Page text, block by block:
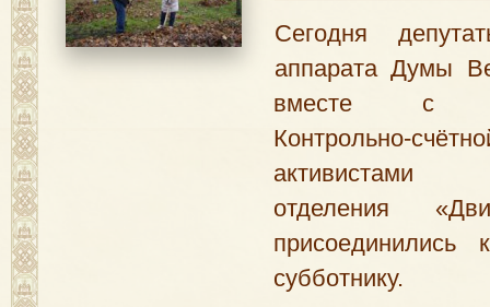
Сегодня
аппарата Думы
вместе с
Контрольно-
активистами
отделения
присоединились
субботнику.